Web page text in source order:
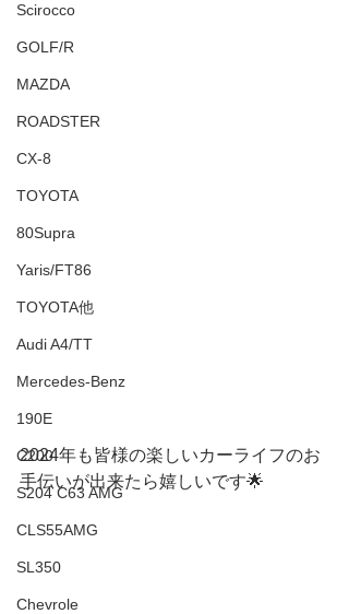
Scirocco
GOLF/R
MAZDA
ROADSTER
CX-8
TOYOTA
80Supra
Yaris/FT86
TOYOTA他
Audi A4/TT
Mercedes-Benz
190E
C200
S204 C63 AMG
CLS55AMG
SL350
Chevrole
2024年も皆様の楽しいカーライフのお
手伝いが出来たら嬉しいです🌟